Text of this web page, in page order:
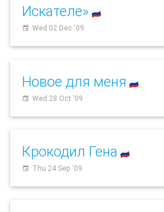
Искателе» 🇷🇺
event Wed 02 Dec '09
Новое для меня 🇷🇺
event Wed 28 Oct '09
Крокодил Гена 🇷🇺
event Thu 24 Sep '09